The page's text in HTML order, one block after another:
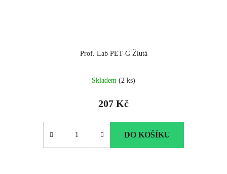
Prof. Lab PET-G Žlutá
Skladem (2 ks)
207 Kč
DO KOŠÍKU